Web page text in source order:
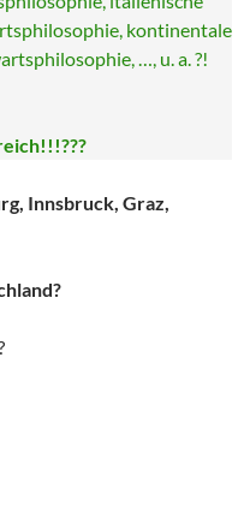
kontinentale
…, u. a. ?!
Innsbruck, Graz,